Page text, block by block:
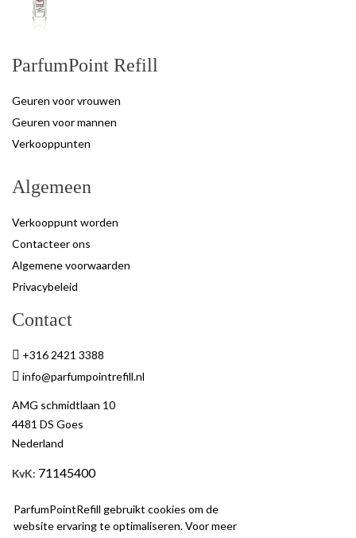
ParfumPointRefill gebruikt cookies om de
website ervaring te optimaliseren. Voor meer
ParfumPoint Refill
Geuren voor vrouwen
Geuren voor mannen
Verkooppunten
Algemeen
Verkooppunt worden
Contacteer ons
Algemene voorwaarden
Privacybeleid
Contact
+316 2421 3388
info@parfumpointrefill.nl
AMG schmidtlaan 10
4481 DS Goes
Nederland
KvK: 71145400